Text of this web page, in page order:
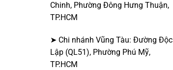
Chinh, Phường Đông Hưng Thuận,
TP.HCM
➤ Chi nhánh Vũng Tàu: Đường Độc
Lập (QL51), Phường Phú Mỹ,
TP.HCM